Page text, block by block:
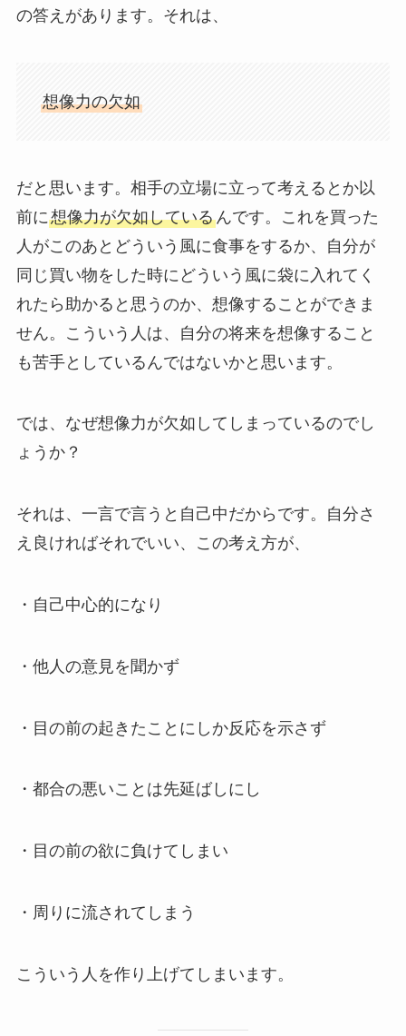
の答えがあります。それは、
想像力の欠如
だと思います。相手の立場に立って考えるとか以
前に想像力が欠如しているんです。これを買った
人がこのあとどういう風に食事をするか、自分が
同じ買い物をした時にどういう風に袋に入れてく
れたら助かると思うのか、想像することができま
せん。こういう人は、自分の将来を想像すること
も苦手としているんではないかと思います。
では、なぜ想像力が欠如してしまっているのでし
ょうか？
それは、一言で言うと自己中だからです。自分さ
え良ければそれでいい、この考え方が、
・自己中心的になり
・他人の意見を聞かず
・目の前の起きたことにしか反応を示さず
・都合の悪いことは先延ばしにし
・目の前の欲に負けてしまい
・周りに流されてしまう
こういう人を作り上げてしまいます。